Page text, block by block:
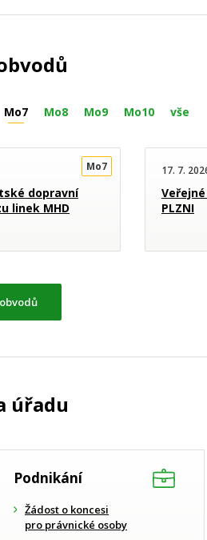
Mo7 Mo8 Mo9 Mo10 vše
Mo7
dopravní
linek MHD
17. 7.
PLZNI
úřadu
Podnikání
Žádost o koncesi
pro právnické osoby